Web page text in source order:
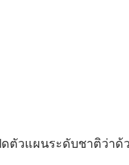
ดตัวแผนระดับชาติว่า